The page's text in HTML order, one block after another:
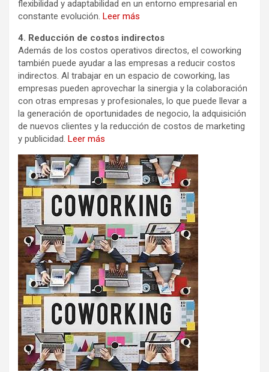
flexibilidad y adaptabilidad en un entorno empresarial en
constante evolución. Leer más
4. Reducción de costos indirectos
Además de los costos operativos directos, el coworking
también puede ayudar a las empresas a reducir costos
indirectos. Al trabajar en un espacio de coworking, las
empresas pueden aprovechar la sinergia y la colaboración
con otras empresas y profesionales, lo que puede llevar a
la generación de oportunidades de negocio, la adquisición
de nuevos clientes y la reducción de costos de marketing
y publicidad. Leer más